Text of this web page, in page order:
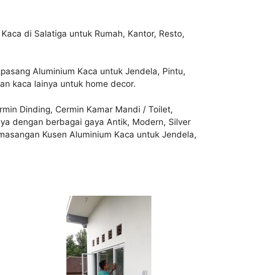
di Salatiga untuk Rumah, Kantor, Resto,
Aluminium Kaca untuk Jendela, Pintu,
kaca lainya untuk home decor.
Dinding, Cermin Kamar Mandi / Toilet,
dengan berbagai gaya Antik, Modern, Silver
Kusen Aluminium Kaca untuk Jendela,